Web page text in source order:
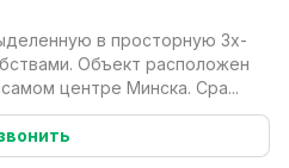
в просторную 3х-
Объект расположен
центре Минска. Сра...